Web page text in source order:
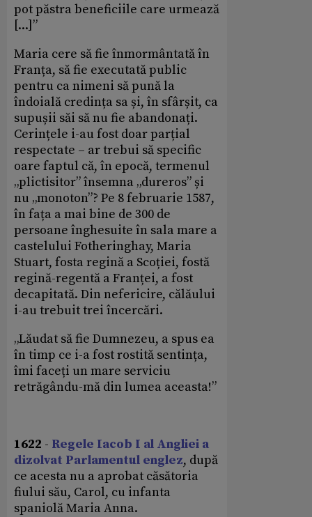
pot păstra beneficiile care urmează
[...]”
Maria cere să fie înmormântată în
Franța, să fie executată public
pentru ca nimeni să pună la
îndoială credința sa și, în sfârșit, ca
supușii săi să nu fie abandonați.
Cerințele i-au fost doar parțial
respectate – ar trebui să specific
oare faptul că, în epocă, termenul
„plictisitor” însemna „dureros” și
nu „monoton”? Pe 8 februarie 1587,
în fața a mai bine de 300 de
persoane înghesuite în sala mare a
castelului Fotheringhay, Maria
Stuart, fosta regină a Scoției, fostă
regină-regentă a Franței, a fost
decapitată. Din nefericire, călăului
i-au trebuit trei încercări.
„Lăudat să fie Dumnezeu, a spus ea
în timp ce i-a fost rostită sentința,
îmi faceți un mare serviciu
retrăgându-mă din lumea aceasta!”
1622 - Regele Iacob I al Angliei a
dizolvat Parlamentul englez, după
ce acesta nu a aprobat căsătoria
fiului său, Carol, cu infanta
spaniolă Maria Anna.